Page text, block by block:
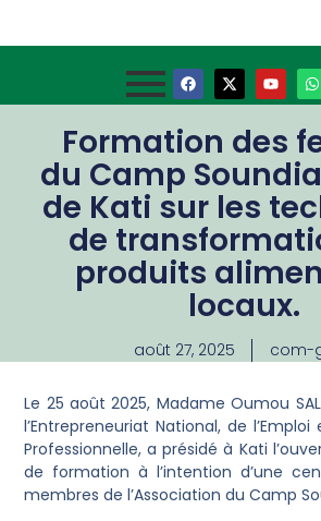
Formation des
du Camp
de Kati sur les
de
produits
locaux.
août 27, 2025 com-
Le 25 août 2025, Madame Oumou
l’Entrepreneuriat National, de
Professionnelle, a présidé à Kati
de formation à l’intention d’une
membres de l’Association du Camp